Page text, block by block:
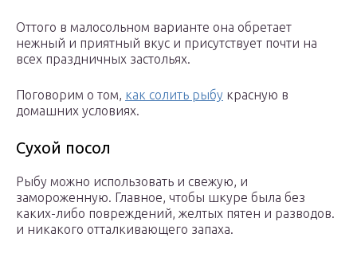
Оттого в малосольном варианте она обретает
нежный и приятный вкус и присутствует почти на
всех праздничных застольях.
Поговорим о том, как солить рыбу красную в
домашних условиях.
Сухой посол
Рыбу можно использовать и свежую, и
замороженную. Главное, чтобы шкуре была без
каких-либо повреждений, желтых пятен и разводов.
и никакого отталкивающего запаха.